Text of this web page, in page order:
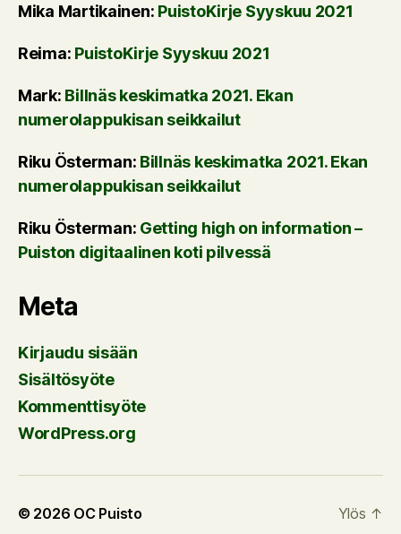
Mika Martikainen: PuistoKirje Syyskuu 2021
Reima: PuistoKirje Syyskuu 2021
Mark: Billnäs keskimatka 2021. Ekan
numerolappukisan seikkailut
Riku Österman: Billnäs keskimatka 2021. Ekan
numerolappukisan seikkailut
Riku Österman: Getting high on information –
Puiston digitaalinen koti pilvessä
Meta
Kirjaudu sisään
Sisältösyöte
Kommenttisyöte
WordPress.org
© 2026 OC Puisto Ylös ↑